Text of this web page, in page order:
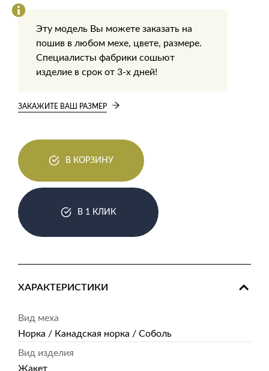
Эту модель Вы можете заказать на
пошив в любом мехе, цвете, размере.
Специалисты фабрики сошьют
изделие в срок от 3-х дней!
ЗАКАЖИТЕ ВАШ РАЗМЕР
В КОРЗИНУ
В 1 КЛИК
ХАРАКТЕРИСТИКИ
Вид меха
Норка / Канадская норка / Соболь
Вид изделия
Жакет